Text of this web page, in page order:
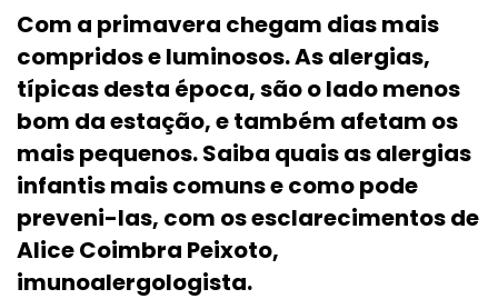
Com a primavera chegam dias mais
compridos e luminosos. As alergias,
típicas desta época, são o lado menos
bom da estação, e também afetam os
mais pequenos. Saiba quais as alergias
infantis mais comuns e como pode
preveni-las, com os esclarecimentos de
Alice Coimbra Peixoto,
imunoalergologista.